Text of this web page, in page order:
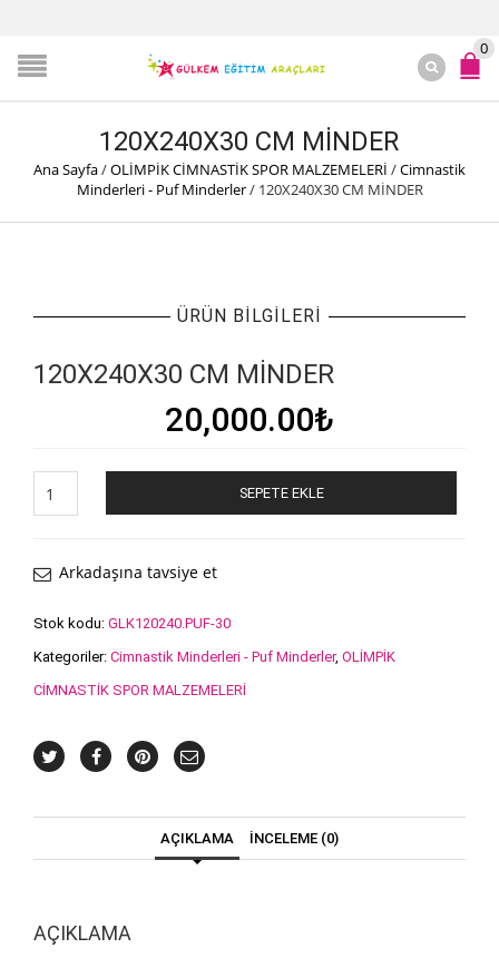
0
120X240X30 CM MİNDER
Ana Sayfa/OLİMPİK CİMNASTİK SPOR MALZEMELERİ /Cimnastik
Minderleri - Puf Minderler/ 120X240X30 CM MİNDER
ÜRÜN BILGILERI
120X240X30 CM MİNDER
20,000.00₺
CM
SEPETE EKLE
Arkadaşına tavsiye et
Stok kodu: GLK120240.PUF-30
Kategoriler: Cimnastik Minderleri - Puf Minderler, OLİMPİK
CİMNASTİK SPOR MALZEMELERİ
AÇIKLAMA İNCELEME (0)
AÇIKLAMA